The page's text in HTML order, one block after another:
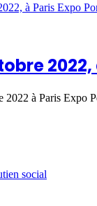
2022 à Paris Expo
social